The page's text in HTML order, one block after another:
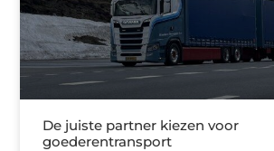
De juiste partner kiezen voor
goederentransport